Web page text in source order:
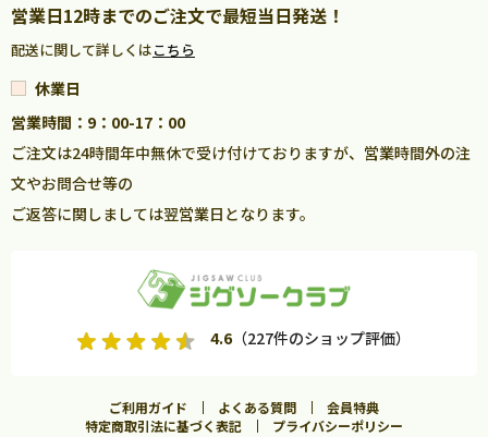
営業日12時までのご注文で最短当日発送！
配送に関して詳しくはこちら
休業日
営業時間：9：00-17：00
ご注文は24時間年中無休で受け付けておりますが、営業時間外の注
文やお問合せ等の
ご返答に関しましては翌営業日となります。
4.6（227件のショップ評価）
ご利用ガイド よくある質問
会員特典
特定商取引法に基づく表記
プライバシーポリシー